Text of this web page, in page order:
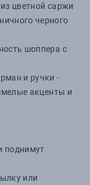
цветной саржи
черного
шоппера с
и ручки -
акценты и
поднимут
или